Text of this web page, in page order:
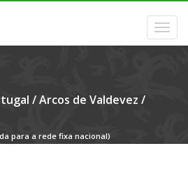
/Arcos de Valdevez /
para a rede fixa nacional)